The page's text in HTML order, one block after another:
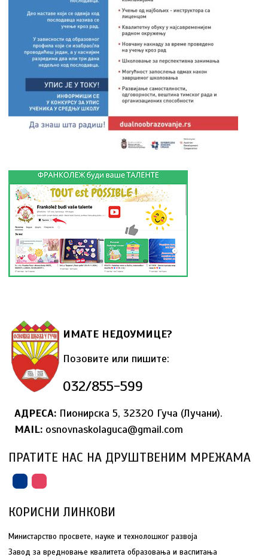
ИМАТЕ НЕДОУМИЦЕ?
Позовите или пишите:
032/855-599
АДРЕСА: Пионирска 5, 32320 Гуча (Лучани).
MAIL: osnovnaskolaguca@gmail.com
ПРАТИТЕ НАС НА ДРУШТВЕНИМ МРЕЖАМА
КОРИСНИ ЛИНКОВИ
Министарство просвете, науке и технолошког развоја
Завод за вредновање квалитета образовања и васпитања